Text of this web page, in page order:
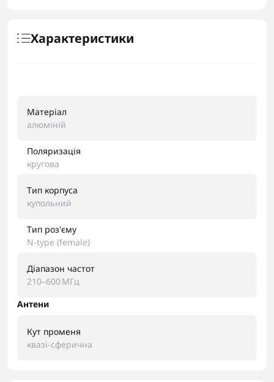
Характеристики
Матеріал
алюміній
Поляризація
кругова
Тип корпуса
купольний
Тип роз'єму
N-type (female)
Діапазон частот
210–600 МГц
Антени
Кут променя
квазі-сферична